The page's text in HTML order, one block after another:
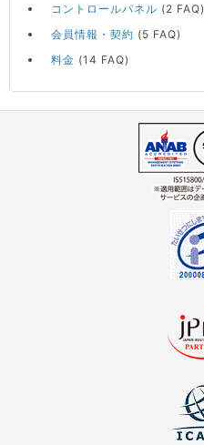
コントロールパネル (2 FAQ)
会員情報・契約 (5 FAQ)
料金 (14 FAQ)